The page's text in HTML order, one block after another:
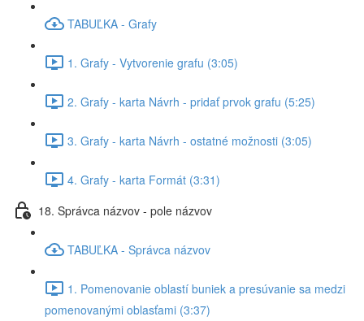
TABUĽKA - Grafy
1. Grafy - Vytvorenie grafu (3:05)
2. Grafy - karta Návrh - pridať prvok grafu (5:25)
3. Grafy - karta Návrh - ostatné možnosti (3:05)
4. Grafy - karta Formát (3:31)
18. Správca názvov - pole názvov
TABUĽKA - Správca názvov
1. Pomenovanie oblastí buniek a presúvanie sa medzi
pomenovanými oblasťami (3:37)